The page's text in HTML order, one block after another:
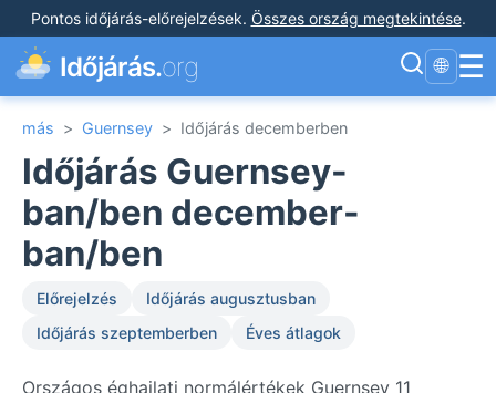
Pontos időjárás-előrejelzések. Összes ország megtekintése.
Időjárás.org 🌐 ☰
más > Guernsey > Időjárás decemberben
Időjárás Guernsey-
ban/ben december-
ban/ben
Előrejelzés
Időjárás augusztusban
Időjárás szeptemberben
Éves átlagok
Országos éghajlati normálértékek Guernsey 11